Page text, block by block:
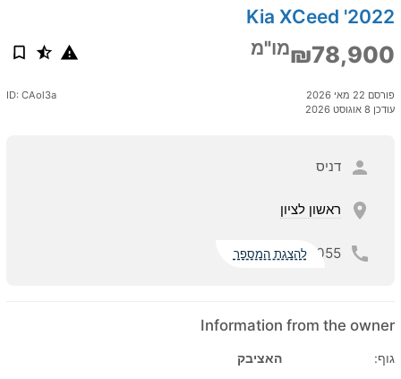
2022' Kia XCeed
₪78,900מו"מ
פורסם 22 מאי 2026
עודכן 8 אוגוסט 2026
ID: CAol3a
דניס
ראשון לציון
055 להצגת המספר
Information from the owner
גוף:
האציבק